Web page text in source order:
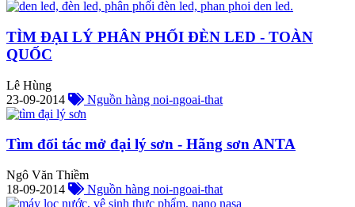
TÌM ĐẠI LÝ PHÂN PHỐI ĐÈN LED - TOÀN
QUỐC
Lê Hùng
23-09-2014
Nguồn hàng noi-ngoai-that
Tìm đối tác mở đại lý sơn - Hãng sơn ANTA
Ngô Văn Thiềm
18-09-2014
Nguồn hàng noi-ngoai-that